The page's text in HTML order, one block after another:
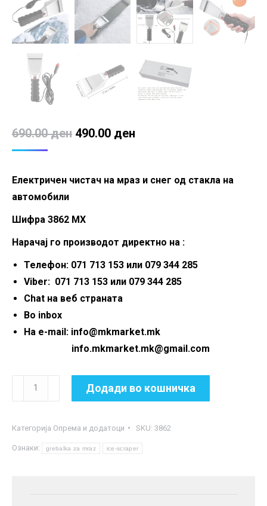
690.00ден Original
690.00 ден.
490.00 ден
490.00 ден.
Електричен чистач на мраз и снег од стакла на
автомобили
Шифра 3862 MX
Нарачај го производот директно на :
Телефон: 071 713 153 или 079 344 285
Viber: 071 713 153 или 079 344 285
Chat на веб страната
Во inbox
На e-mail: info@mkmarket.mk
info.mkmarket.mk@gmail.com
Електричен
чистач
мраз
и
Додади во кошничка
Категорија Опрема и додатоци SKU: 3862
Ознаки: grebalka za mraz ice-scraper